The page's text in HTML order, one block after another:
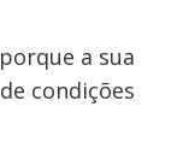
a sua
condições